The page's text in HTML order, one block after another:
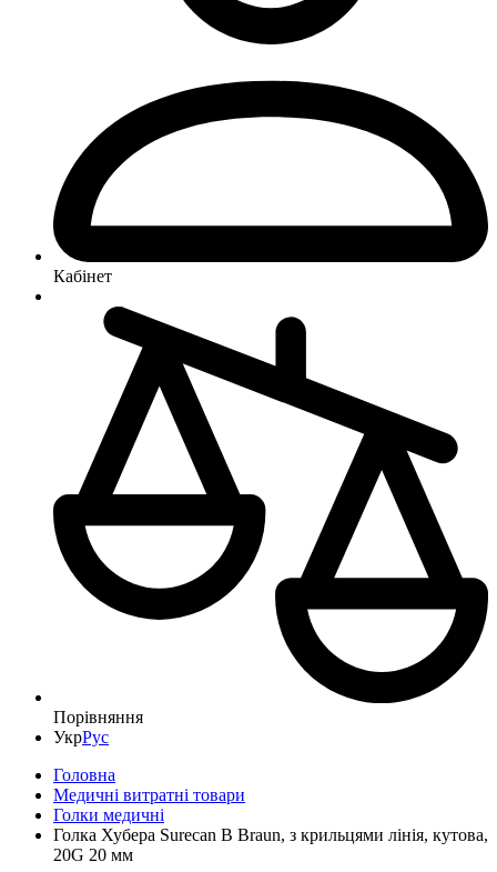
Кабінет
Порівняння
УкрРус
Головна
Медичні витратні товари
Голки медичні
Голка Хубера Surecan B Braun, з крильцями лінія, кутова,
20G 20 мм